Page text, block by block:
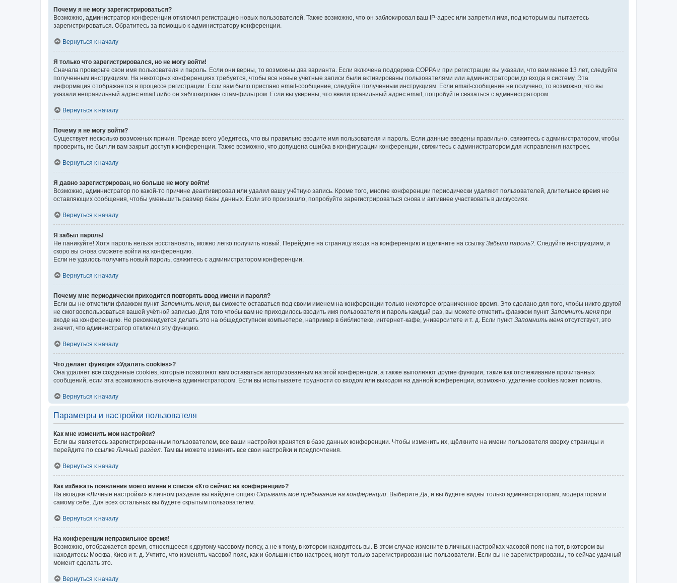
Почему я не могу зарегистрироваться?
Возможно, администратор конференции отключил регистрацию новых пользователей. Также возможно, что он заблокировал ваш IP-адрес или запретил имя, под которым вы пытаетесь
зарегистрироваться. Обратитесь за помощью к администратору конференции.
Вернуться к началу
Я только что зарегистрировался, но не могу войти!
Сначала проверьте свои имя пользователя и пароль. Если они верны, то возможны два варианта. Если включена поддержка COPPA и при регистрации вы указали, что вам менее 13 лет, следуйте
полученным инструкциям. На некоторых конференциях требуется, чтобы все новые учётные записи были активированы пользователями или администратором до входа в систему. Эта
информация отображается в процессе регистрации. Если вам было прислано email-сообщение, следуйте полученным инструкциям. Если email-сообщение не получено, то возможно, что вы
указали неправильный адрес email либо он заблокирован спам-фильтром. Если вы уверены, что ввели правильный адрес email, попробуйте связаться с администратором.
Вернуться к началу
Почему я не могу войти?
Существует несколько возможных причин. Прежде всего убедитесь, что вы правильно вводите имя пользователя и пароль. Если данные введены правильно, свяжитесь с администратором, чтобы
проверить, не был ли вам закрыт доступ к конференции. Также возможно, что допущена ошибка в конфигурации конференции, свяжитесь с администратором для исправления настроек.
Вернуться к началу
Я давно зарегистрирован, но больше не могу войти!
Возможно, администратор по какой-то причине деактивировал или удалил вашу учётную запись. Кроме того, многие конференции периодически удаляют пользователей, длительное время не
оставляющих сообщения, чтобы уменьшить размер базы данных. Если это произошло, попробуйте зарегистрироваться снова и активнее участвовать в дискуссиях.
Вернуться к началу
Я забыл пароль!
Не паникуйте! Хотя пароль нельзя восстановить, можно легко получить новый. Перейдите на страницу входа на конференцию и щёлкните на ссылку Забыли пароль? . Следуйте инструкциям, и
скоро вы снова сможете войти на конференцию.
Если не удалось получить новый пароль, свяжитесь с администратором конференции.
Вернуться к началу
Почему мне периодически приходится повторять ввод имени и пароля?
Если вы не отметили флажком пункт Запомнить меня , вы сможете оставаться под своим именем на конференции только некоторое ограниченное время. Это сделано для того, чтобы никто другой
не смог воспользоваться вашей учётной записью. Для того чтобы вам не приходилось вводить имя пользователя и пароль каждый раз, вы можете отметить флажком пункт Запомнить меня при
входе на конференцию. Не рекомендуется делать это на общедоступном компьютере, например в библиотеке, интернет-кафе, университете и т. д. Если пункт Запомнить меня отсутствует, это
значит, что администратор отключил эту функцию.
Вернуться к началу
Что делает функция «Удалить cookies»?
Она удаляет все созданные cookies, которые позволяют вам оставаться авторизованным на этой конференции, а также выполняют другие функции, такие как отслеживание прочитанных
сообщений, если эта возможность включена администратором. Если вы испытываете трудности со входом или выходом на данной конференции, возможно, удаление cookies может помочь.
Вернуться к началу
Параметры и настройки пользователя
Как мне изменить мои настройки?
Если вы являетесь зарегистрированным пользователем, все ваши настройки хранятся в базе данных конференции. Чтобы изменить их, щёлкните на имени пользователя вверху страницы и
перейдите по ссылке Личный раздел . Там вы можете изменить все свои настройки и предпочтения.
Вернуться к началу
Как избежать появления моего имени в списке «Кто сейчас на конференции»?
На вкладке «Личные настройки» в личном разделе вы найдёте опцию Скрывать моё пребывание на конференции . Выберите Да , и вы будете видны только администраторам, модераторам и
самому себе. Для всех остальных вы будете скрытым пользователем.
Вернуться к началу
На конференции неправильное время!
Возможно, отображается время, относящееся к другому часовому поясу, а не к тому, в котором находитесь вы. В этом случае измените в личных настройках часовой пояс на тот, в котором вы
находитесь: Москва, Киев и т. д. Учтите, что изменять часовой пояс, как и большинство настроек, могут только зарегистрированные пользователи. Если вы не зарегистрированы, то сейчас удачный
момент сделать это.
Вернуться к началу